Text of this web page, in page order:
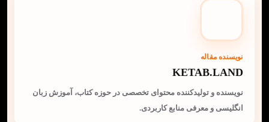
نویسنده مقاله
KETAB.LAND
نویسنده و تولیدکننده محتوای تخصصی در حوزه کتاب، آموزش زبان
انگلیسی و معرفی منابع کاربردی.